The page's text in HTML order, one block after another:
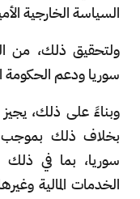
السياسة الخارجية
ولتحقيق ذلك، من
سوريا ودعم الحكومة
بخلاف ذلك بموجب
سوريا، بما في ذلك
الخدمات المالية